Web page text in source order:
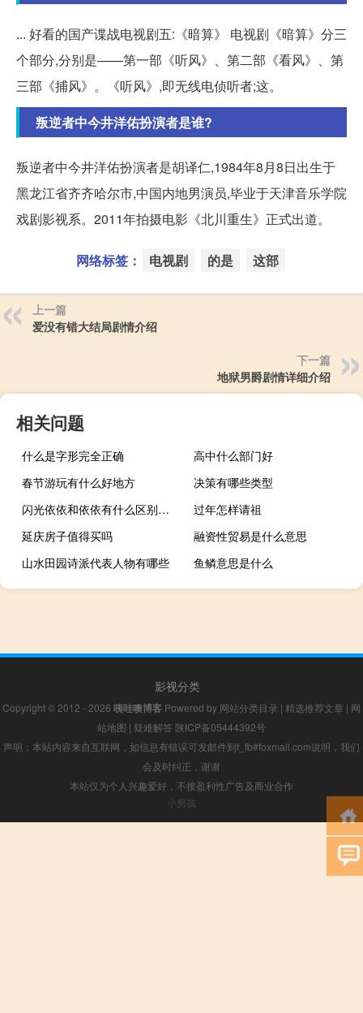
... 好看的国产谍战电视剧五:《暗算》 电视剧《暗算》分三
个部分,分别是——第一部《听风》、第二部《看风》、第
三部《捕风》。《听风》,即无线电侦听者;这。
叛逆者中今井洋佑扮演者是谁?
叛逆者中今井洋佑扮演者是胡译仁,1984年8月8日出生于
黑龙江省齐齐哈尔市,中国内地男演员,毕业于天津音乐学院
戏剧影视系。2011年拍摄电影《北川重生》正式出道。
网络标签： 电视剧 的是 这部
上一篇
爱没有错大结局剧情介绍
下一篇
地狱男爵剧情详细介绍
相关问题
什么是字形完全正确
高中什么部门好
春节游玩有什么好地方
决策有哪些类型
闪光依依和依依有什么区别（闪光依依）
过年怎样请祖
延庆房子值得买吗
融资性贸易是什么意思
山水田园诗派代表人物有哪些
鱼鳞意思是什么
影视分类
Copyright © 2012 - 2026 咦哇噢博客 Powered by 网站分类目录 | 精选推荐文章 | 网
站地图 | 疑难解答 陕ICP备05444392号
声明：本站内容来自互联网，如信息有错误可发邮件到f_fb#foxmail.com说明，我们
会及时纠正，谢谢
本站仅为个人兴趣爱好，不接盈利性广告及商业合作
小男孩